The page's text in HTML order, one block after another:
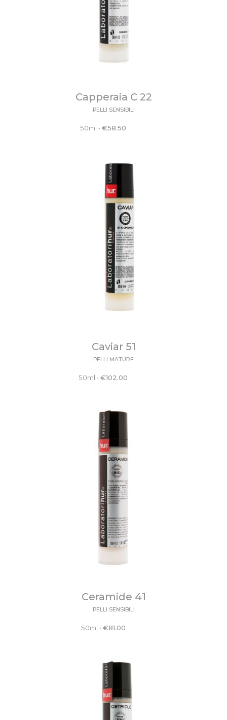
Capperaia C 22
PELLI SENSIBILI
50ml •€58.50
Caviar 51
PELLI MATURE
50ml •€102.00
Ceramide 41
PELLI SENSIBILI
50ml • €81.00